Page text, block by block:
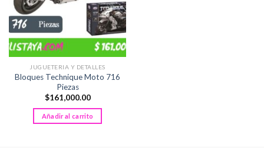
JUGUETERIA Y DETALLES
Bloques Technique Moto 716
Piezas
$161,000.00
Añadir al carrito